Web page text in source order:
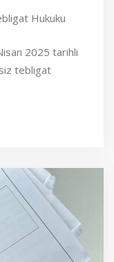
Hukuku
2025 tarihli
tebligat